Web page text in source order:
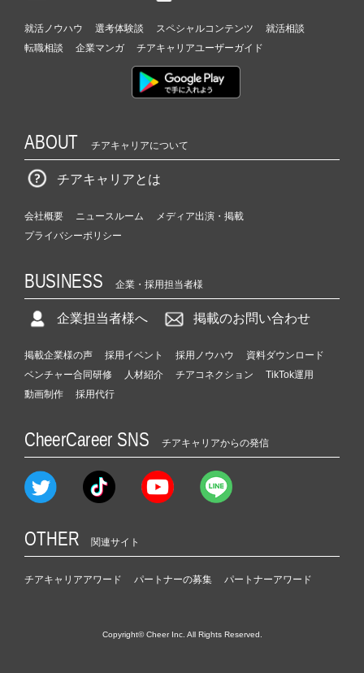
就活ノウハウ 選考体験談 スペシャルコンテンツ
就活相談
転職相談
企業マンガ チアキャリアユーザーガイド
ABOUT チアキャリアについて
チアキャリアとは
会社概要 ニュースルーム
メディア出演・掲載
プライバシーポリシー
BUSINESS 企業・採用担当者様
企業担当者様へ 掲載のお問い合わせ
掲載企業様の声 採用イベント 採用ノウハウ
資料ダウンロード
ベンチャー合同研修
人材紹介 チアコネクション
TikTok運用
動画制作
採用代行
CheerCareer SNS チアキャリアからの発信
OTHER 関連サイト
チアキャリアアワード パートナーの募集 パートナーアワード
Copyright© Cheer Inc. All Rights Reserved.